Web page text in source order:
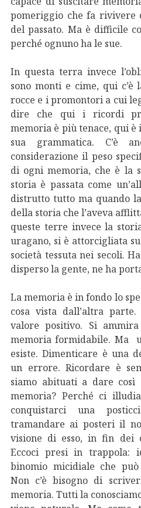
pomeriggio che fa rivivere
del passato. Ma è difficile
perché ognuno ha le sue.
In questa terra invece
sono monti e cime, qui c’è
rocce e i promontori a cui
dire che qui i ricordi
memoria è più tenace, qui è
sua grammatica. C’è
considerazione il peso
di ogni memoria, che è la
storia è passata come
distrutto tutto ma quando
della storia che l’aveva
queste terre invece la
uragano, si è attorcigliata
società tessuta nei secoli.
disperso la gente, ne ha
La memoria è in fondo lo
cosa vista dall’altra
valore positivo. Si
memoria formidabile. Ma
esiste. Dimenticare è una
un errore. Ricordare è
siamo abituati a dare così
memoria? Perché ci
conquistarci una
tramandare ai posteri il
visione di esso, in fin dei
Eccoci presi in trappola:
binomio micidiale che
Non c’è bisogno di
memoria. Tutti la